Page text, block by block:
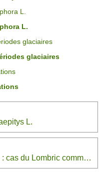
L.
glaciaires
L.
Un peu de physiologie animale : cas du Lombric commun, une Annélide oligochète